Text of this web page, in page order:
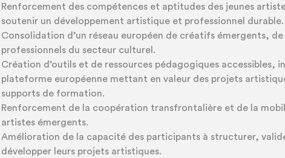
Renforcement des compétences et aptitudes des jeunes
soutenir un développement artistique et professionnel durable.
Consolidation d’un réseau européen de créatifs émergents,
professionnels du secteur culturel.
Création d’outils et de ressources pédagogiques accessibles,
plateforme européenne mettant en valeur des projets
supports de formation.
Renforcement de la coopération transfrontalière et de la
artistes émergents.
Amélioration de la capacité des participants à structurer,
développer leurs projets artistiques.